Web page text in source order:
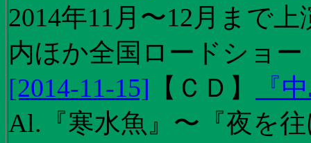
2014年11月〜12月まで
内ほか全国ロードショー
[2014-11-15] 【 ＣＤ 】
『
Al.『寒水魚』〜『夜を